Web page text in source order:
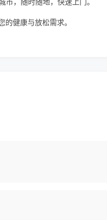
，随时随地，快速上门。
健康与放松需求。